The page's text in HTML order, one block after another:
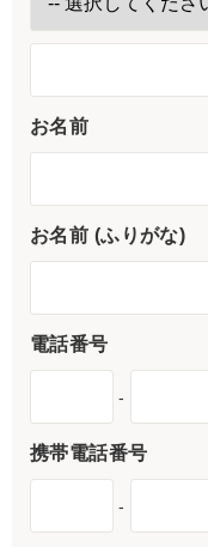
お名前
お名前 (ふりがな)
電話番号
-
携帯電話番号
-